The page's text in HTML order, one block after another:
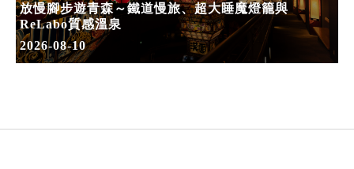
放慢腳步遊青森～鐵道慢旅、超大睡魔燈籠與
ReLabo質感溫泉
2026-08-10